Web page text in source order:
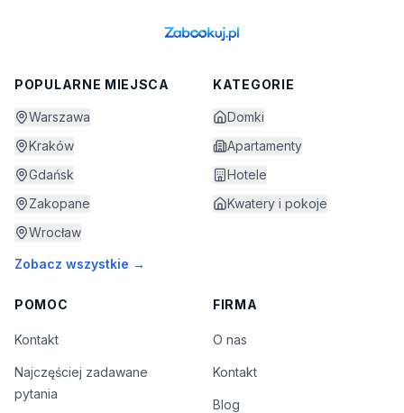
POPULARNE MIEJSCA
Warszawa
Kraków
Gdańsk
Zakopane
Wrocław
Zobacz wszystkie →
KATEGORIE
Domki
Apartamenty
Hotele
Kwatery i pokoje
POMOC
Kontakt
Najczęściej zadawane
pytania
FIRMA
O nas
Kontakt
Blog